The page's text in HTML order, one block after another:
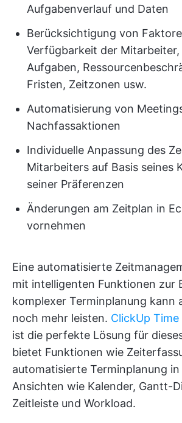
Aufgabenverlauf und Daten
Berücksichtigung von
Verfügbarkeit der
Aufgaben,
Fristen, Zeitzonen usw.
Automatisierung von
Nachfassaktionen
Individuelle Anpassung des
Mitarbeiters auf Basis seines
seiner Präferenzen
Änderungen am Zeitplan in
vornehmen
Eine automatisierte
mit intelligenten Funktionen zur
komplexer Terminplanung kann
noch mehr leisten. ClickUp
ist die perfekte Lösung für
bietet Funktionen wie
automatisierte Terminplanung
Ansichten wie Kalender, Gantt-
Zeitleiste und Workload.